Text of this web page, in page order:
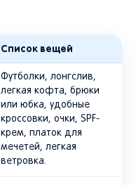
Список вещей
Футболки, лонгслив,
легкая кофта, брюки
или юбка, удобные
кроссовки, очки, SPF-
крем, платок для
мечетей, легкая
ветровка.